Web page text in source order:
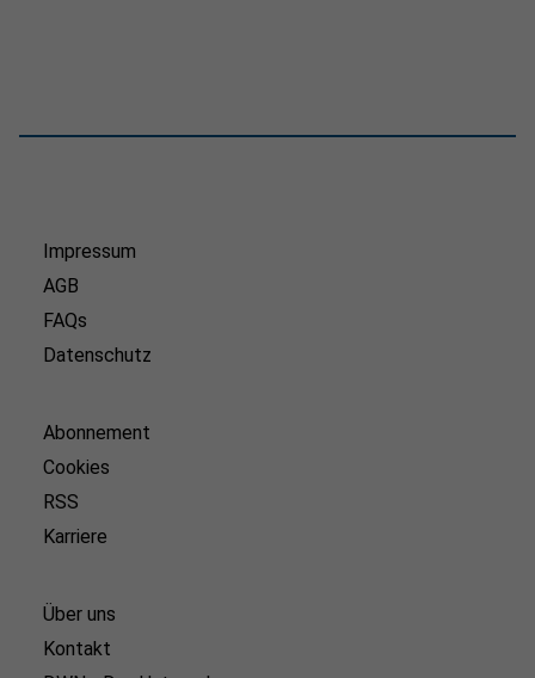
Impressum
AGB
FAQs
Datenschutz
Abonnement
Cookies
RSS
Karriere
Über uns
Kontakt